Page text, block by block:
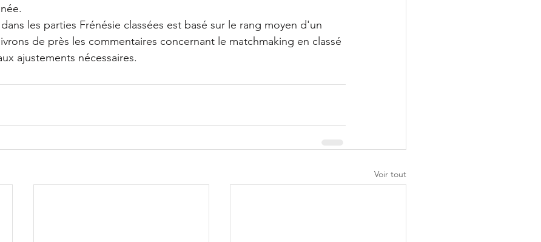
les parties Frénésie classées est basé sur le rang moyen d'un
de près les commentaires concernant le matchmaking en classé
ajustements nécessaires.
Voir tout